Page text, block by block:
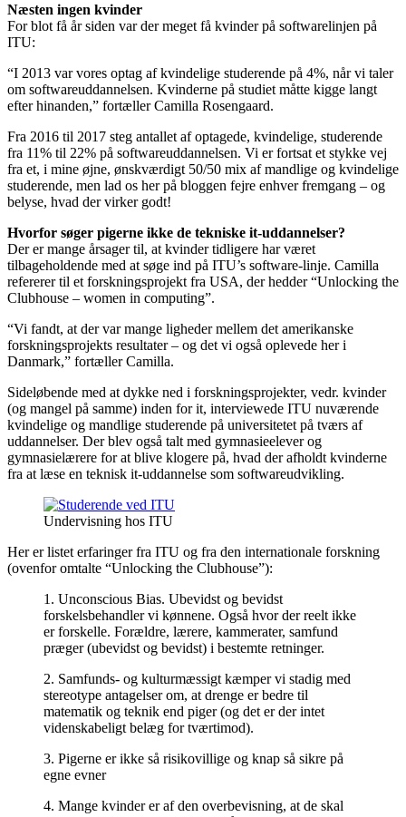
Næsten ingen kvinder
For blot få år siden var der meget få kvinder på softwarelinjen på
ITU:
“I 2013 var vores optag af kvindelige studerende på 4%, når vi taler
om softwareuddannelsen. Kvinderne på studiet måtte kigge langt
efter hinanden,” fortæller Camilla Rosengaard.
Fra 2016 til 2017 steg antallet af optagede, kvindelige, studerende
fra 11% til 22% på softwareuddannelsen. Vi er fortsat et stykke vej
fra et, i mine øjne, ønskværdigt 50/50 mix af mandlige og kvindelige
studerende, men lad os her på bloggen fejre enhver fremgang – og
belyse, hvad der virker godt!
Hvorfor søger pigerne ikke de tekniske it-uddannelser?
Der er mange årsager til, at kvinder tidligere har været
tilbageholdende med at søge ind på ITU’s software-linje. Camilla
refererer til et forskningsprojekt fra USA, der hedder “Unlocking the
Clubhouse – women in computing”.
“Vi fandt, at der var mange ligheder mellem det amerikanske
forskningsprojekts resultater – og det vi også oplevede her i
Danmark,” fortæller Camilla.
Sideløbende med at dykke ned i forskningsprojekter, vedr. kvinder
(og mangel på samme) inden for it, interviewede ITU nuværende
kvindelige og mandlige studerende på universitetet på tværs af
uddannelser. Der blev også talt med gymnasieelever og
gymnasielærere for at blive klogere på, hvad der afholdt kvinderne
fra at læse en teknisk it-uddannelse som softwareudvikling.
Undervisning hos ITU
Her er listet erfaringer fra ITU og fra den internationale forskning
(ovenfor omtalte “Unlocking the Clubhouse”):
1. Unconscious Bias. Ubevidst og bevidst
forskelsbehandler vi kønnene. Også hvor der reelt ikke
er forskelle. Forældre, lærere, kammerater, samfund
præger (ubevidst og bevidst) i bestemte retninger.
2. Samfunds- og kulturmæssigt kæmper vi stadig med
stereotype antagelser om, at drenge er bedre til
matematik og teknik end piger (og det er der intet
videnskabeligt belæg for tværtimod).
3. Pigerne er ikke så risikovillige og knap så sikre på
egne evner
4. Mange kvinder er af den overbevisning, at de skal